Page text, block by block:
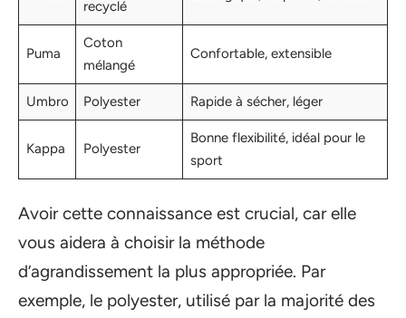
recyclé
Puma
Coton
mélangé
Confortable, extensible
Umbro Polyester Rapide à sécher, léger
Kappa Polyester
Bonne flexibilité, idéal pour le
sport
Avoir cette connaissance est crucial, car elle
vous aidera à choisir la méthode
d’agrandissement la plus appropriée. Par
exemple, le polyester, utilisé par la majorité des